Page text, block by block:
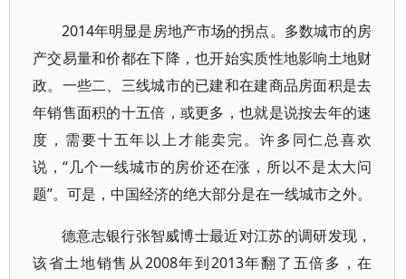
2014年明显是房地产市场的拐点。多数城市的房
产交易量和价都在下降，也开始实质性地影响土地财
政。一些二、三线城市的已建和在建商品房面积是去
年销售面积的十五倍，或更多，也就是说按去年的速
度，需要十五年以上才能卖完。许多同仁总喜欢
说，“几个一线城市的房价还在涨，所以不是太大问
题”。可是，中国经济的绝大部分是在一线城市之外。
德意志银行张智威博士最近对江苏的调研发现，
该省土地销售从2008年到2013年翻了五倍多，在